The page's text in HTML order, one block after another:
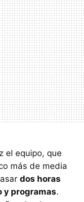
el equipo, que
más de media
dos horas
y programas.